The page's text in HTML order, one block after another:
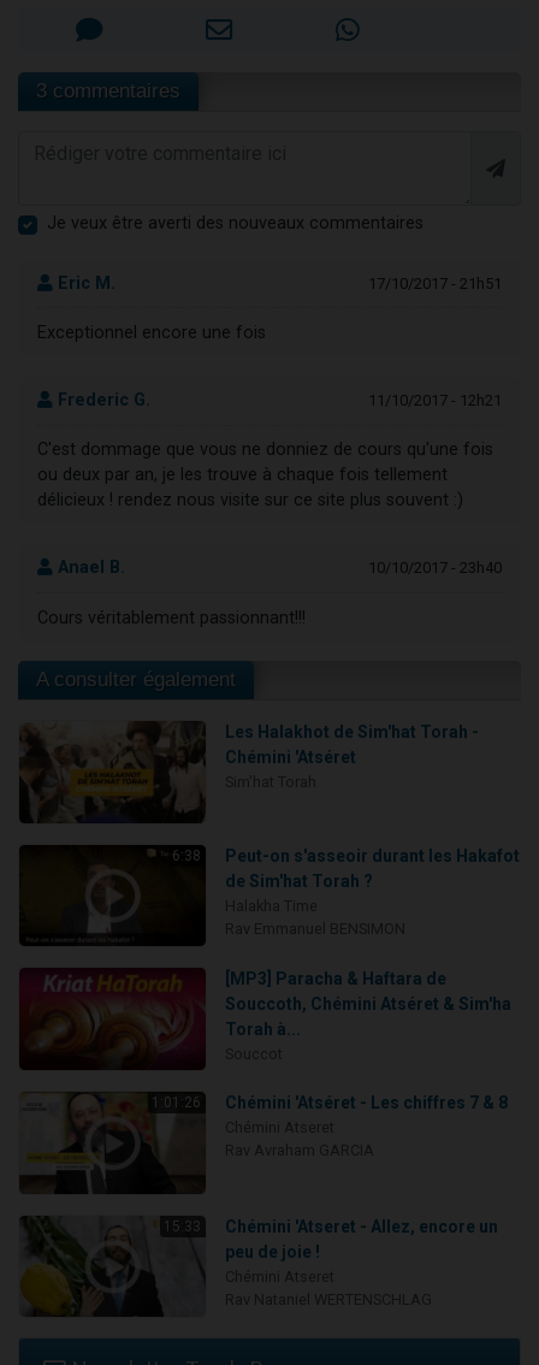
3 commentaires
Je veux être averti des nouveaux commentaires
Eric M. 17/10/2017 - 21h51
Exceptionnel encore une fois
Frederic G. 11/10/2017 - 12h21
C'est dommage que vous ne donniez de cours qu'une fois
ou deux par an, je les trouve à chaque fois tellement
délicieux ! rendez nous visite sur ce site plus souvent :)
Anael B. 10/10/2017 - 23h40
Cours véritablement passionnant!!!
A consulter également
Les Halakhot de Sim'hat Torah -
Chémini 'Atséret
6:38
Peut-on s'asseoir durant les Hakafot
de Sim'hat Torah ?
[MP3] Paracha & Haftara de
Souccoth, Chémini Atséret & Sim'ha
Torah à...
1:01:26 Chémini 'Atséret - Les chiffres 7 & 8
15:33
Chémini 'Atseret - Allez, encore un
peu de joie !